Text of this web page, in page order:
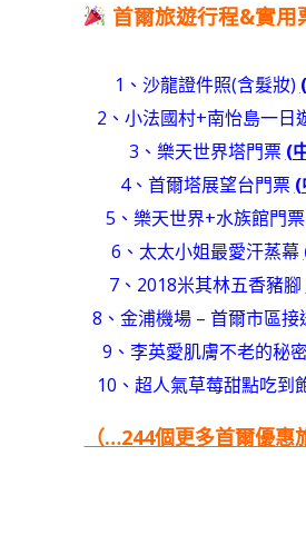
首爾旅遊行程&實用
1、沙龍證件照(含髮妝)
2、小法國村+南怡島一日
3、樂天世界塔門票 (
4、首爾塔展望台門票 (
5、樂天世界+水族館門票
6、太太小姐最愛汗蒸幕
7、2018米其林五香豬腳
8、金浦機場 – 首爾市區接
9、李英愛肌膚不老的秘密
10、超人氣草莓甜點吃到
（…244個更多首爾優惠